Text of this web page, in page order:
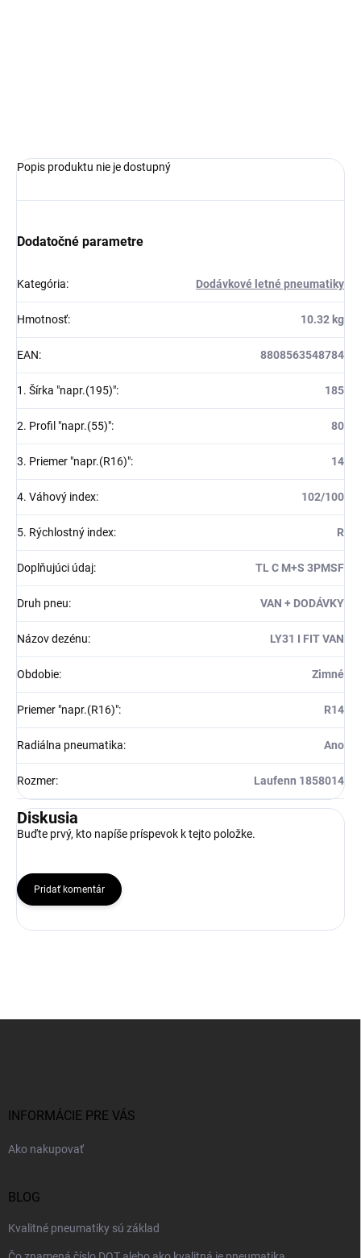
Popis produktu nie je dostupný
Dodatočné parametre
Kategória: Dodávkové letné pneumatiky
Hmotnosť: 10.32 kg
EAN: 8808563548784
1. Šírka "napr.(195)": 185
2. Profil "napr.(55)": 80
3. Priemer "napr.(R16)": 14
4. Váhový index: 102/100
5. Rýchlostný index: R
Doplňujúci údaj: TL C M+S 3PMSF
Druh pneu: VAN + DODÁVKY
Názov dezénu: LY31 I FIT VAN
Obdobie: Zimné
Priemer "napr.(R16)": R14
Radiálna pneumatika: Ano
Rozmer: Laufenn 1858014
Diskusia
Buďte prvý, kto napíše príspevok k tejto položke.
Pridať komentár
INFORMÁCIE PRE VÁS
Ako nakupovať
BLOG
Kvalitné pneumatiky sú základ